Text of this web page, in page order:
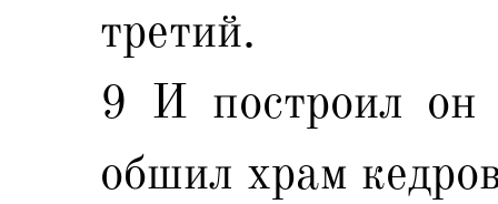
третий.
9 И построил он
обшил храм